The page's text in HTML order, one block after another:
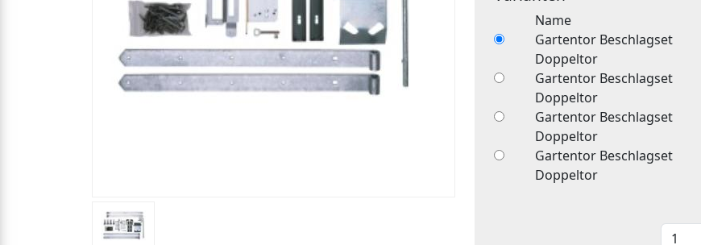
Name
Gartentor Beschlagset
Doppeltor
Gartentor Beschlagset
Doppeltor
Gartentor Beschlagset
Doppeltor
Gartentor Beschlagset
Doppeltor